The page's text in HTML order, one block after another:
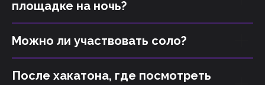
площадке на ночь?
Можно ли участвовать соло?
После хакатона, где посмотреть